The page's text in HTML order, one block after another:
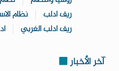
ريف ادلب
نظام
ريف ادلب الغربي
آخر الأخبار